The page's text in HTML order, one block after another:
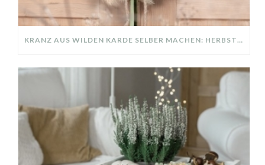
KRANZ AUS WILDEN KARDE SELBER MACHEN: HERBSTDEKO GANZ EINFACH